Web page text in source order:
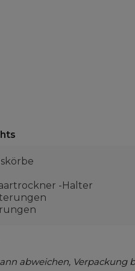
-Halter
abweichen, Verpackung